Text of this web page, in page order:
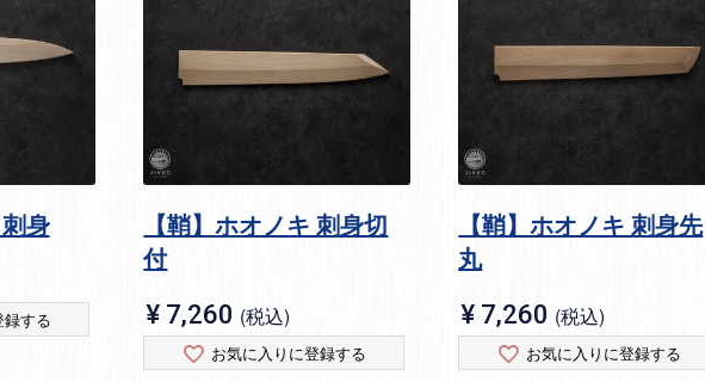
身
する
【鞘】ホオノキ 刺身切
付
¥ 7,260 税込
お気に入りに登録する
【鞘】ホオノキ 刺身先
丸
¥ 7,260 税込
お気に入りに登録する